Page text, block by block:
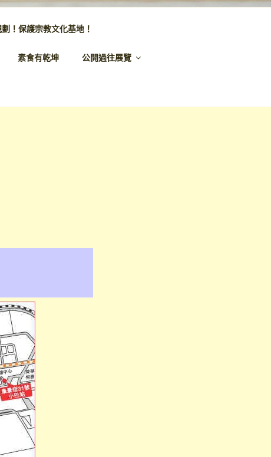
！保護宗教文化基地！
素食有乾坤 公開過往展覽